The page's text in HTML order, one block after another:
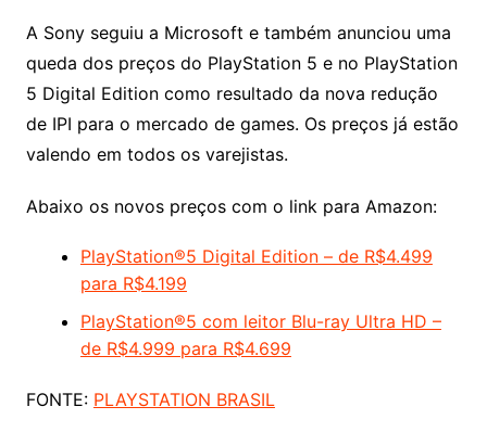
A Sony seguiu a Microsoft e também anunciou uma
queda dos preços do PlayStation 5 e no PlayStation
5 Digital Edition como resultado da nova redução
de IPI para o mercado de games. Os preços já estão
valendo em todos os varejistas.
Abaixo os novos preços com o link para Amazon:
PlayStation®️5 Digital Edition – de R$4.499
para R$4.199
PlayStation®️5 com leitor Blu-ray Ultra HD –
de R$4.999 para R$4.699
FONTE: PLAYSTATION BRASIL